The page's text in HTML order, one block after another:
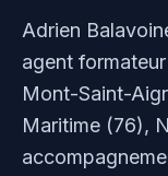
Adrien
agent formateur
Mont-Saint-
Maritime (76),